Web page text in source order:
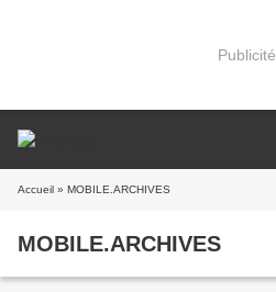
Publicité
Accueil » MOBILE.ARCHIVES
MOBILE.ARCHIVES